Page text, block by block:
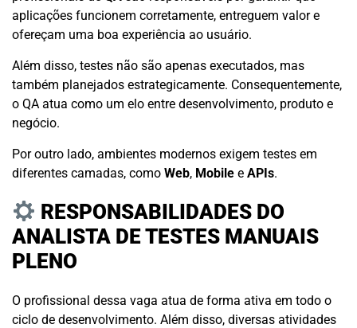
aplicações funcionem corretamente, entreguem valor e
ofereçam uma boa experiência ao usuário.
Além disso, testes não são apenas executados, mas
também planejados estrategicamente. Consequentemente,
o QA atua como um elo entre desenvolvimento, produto e
negócio.
Por outro lado, ambientes modernos exigem testes em
diferentes camadas, como Web, Mobile e APIs.
RESPONSABILIDADES DO
ANALISTA DE TESTES MANUAIS
PLENO
O profissional dessa vaga atua de forma ativa em todo o
ciclo de desenvolvimento. Além disso, diversas atividades